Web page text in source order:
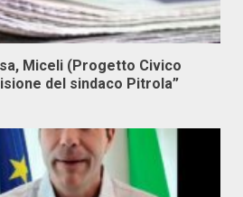
Miceli (Progetto Civico
del sindaco Pitrola”